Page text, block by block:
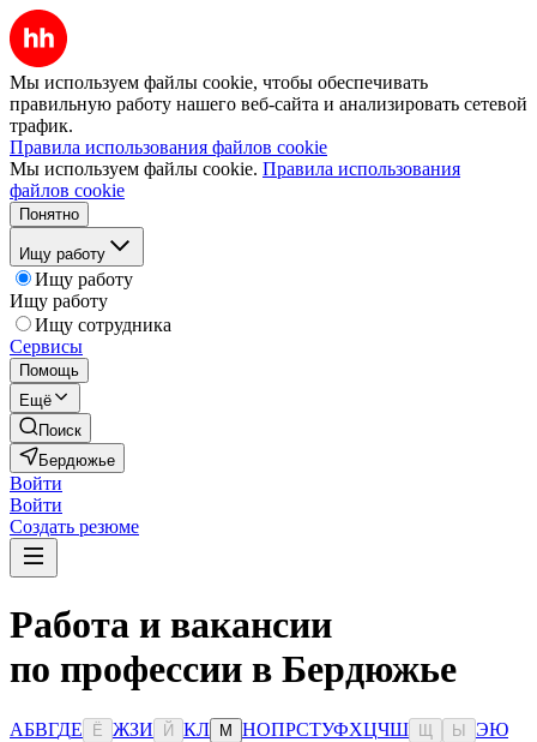
Мы используем файлы cookie, чтобы обеспечивать
правильную работу нашего веб-сайта и анализировать сетевой
трафик.
Правила использования файлов cookie
Мы используем файлы cookie. Правила использования
файлов cookie
Понятно
Ищу работу
Ищу работу
Ищу работу
Ищу сотрудника
Сервисы
Помощь
Ещё
Поиск
Бердюжье
Войти
Войти
Создать резюме
Работа и вакансии
по профессии в Бердюжье
АБВГДЕ Ё ЖЗИ Й КЛ М НОПРСТУФХЦЧШ Ы ЭЮ